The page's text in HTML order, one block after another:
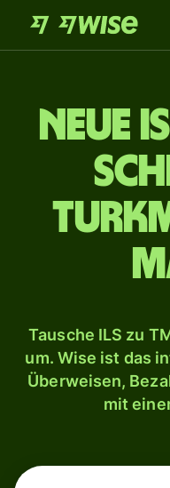
Neue
Tausche ILS zu
um. Wise ist das
Überweisen,
mit